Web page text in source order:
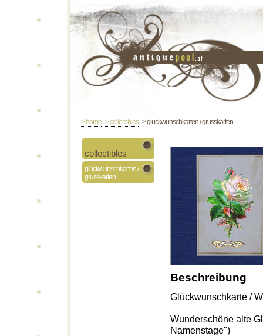
> home > collectibles> glückwunschkarten / grusskarten
collectibles
glückwunschkarten /
grusskarten
Beschreibung
Glückwunschkarte /
Wunderschöne alte
Namenstage")